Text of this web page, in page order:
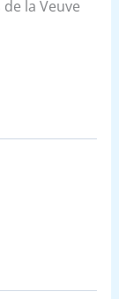
la Veuve